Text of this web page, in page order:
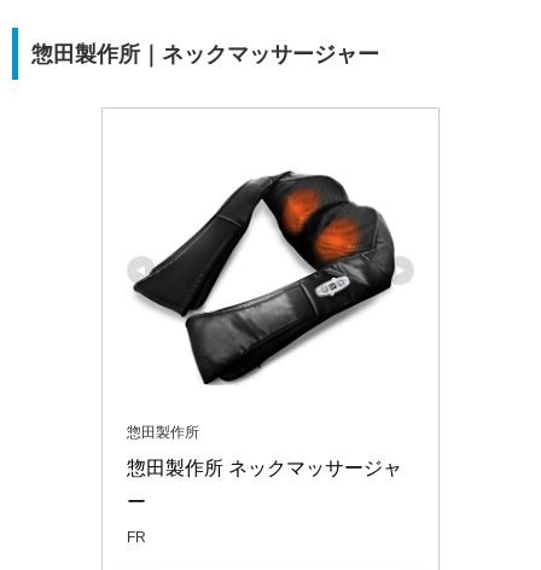
惣田製作所｜ネックマッサージャー
惣田製作所
惣田製作所 ネックマッサージャ
ー
FR